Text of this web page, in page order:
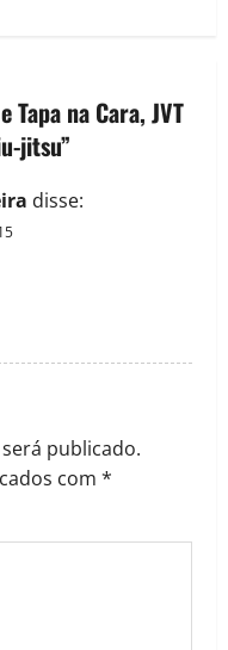
Tapa na Cara, JVT
jitsu”
disse:
publicado.
com *